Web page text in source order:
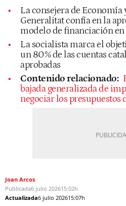
La consejera de Economía
Generalitat confía en la
modelo de financiación en
La socialista marca el
un 80% de las cuentas
aprobadas
Contenido relacionado:
bajada generalizada de
negociar los presupuestos
Joan Arcos
Publicada6 julio 202615:02h
Actualizada6 julio 202615:07h